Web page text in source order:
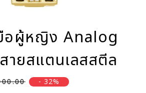
อผู้หญิง Analog
ายสแตนเลสสตีล
กติ - 32%